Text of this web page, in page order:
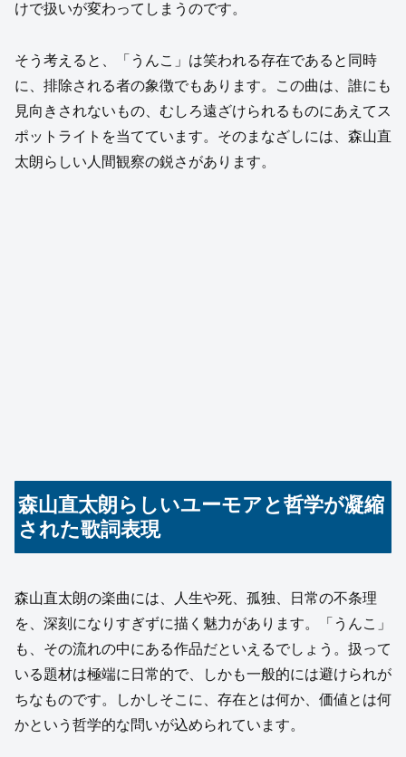
けで扱いが変わってしまうのです。
そう考えると、「うんこ」は笑われる存在であると同時
に、排除される者の象徴でもあります。この曲は、誰にも
見向きされないもの、むしろ遠ざけられるものにあえてス
ポットライトを当てています。そのまなざしには、森山直
太朗らしい人間観察の鋭さがあります。
森山直太朗らしいユーモアと哲学が凝縮
された歌詞表現
森山直太朗の楽曲には、人生や死、孤独、日常の不条理
を、深刻になりすぎずに描く魅力があります。「うんこ」
も、その流れの中にある作品だといえるでしょう。扱って
いる題材は極端に日常的で、しかも一般的には避けられが
ちなものです。しかしそこに、存在とは何か、価値とは何
かという哲学的な問いが込められています。